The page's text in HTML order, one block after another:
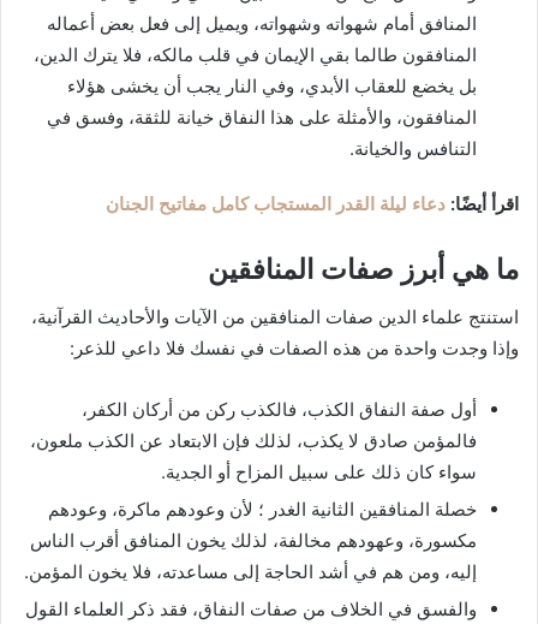
المنافق أمام شهواته وشهواته، ويميل إلى فعل بعض أعماله
المنافقون طالما بقي الإيمان في قلب مالكه، فلا يترك الدين،
بل يخضع للعقاب الأبدي، وفي النار يجب أن يخشى هؤلاء
المنافقون، والأمثلة على هذا النفاق خيانة للثقة، وفسق في
التنافس والخيانة.
اقرأ أيضًا: دعاء ليلة القدر المستجاب كامل مفاتيح الجنان
ما هي أبرز صفات المنافقين
استنتج علماء الدين صفات المنافقين من الآيات والأحاديث القرآنية،
وإذا وجدت واحدة من هذه الصفات في نفسك فلا داعي للذعر:
أول صفة النفاق الكذب، فالكذب ركن من أركان الكفر،
فالمؤمن صادق لا يكذب، لذلك فإن الابتعاد عن الكذب ملعون،
سواء كان ذلك على سبيل المزاح أو الجدية.
خصلة المنافقين الثانية الغدر ؛ لأن وعودهم ماكرة، وعودهم
مكسورة، وعهودهم مخالفة، لذلك يخون المنافق أقرب الناس
إليه، ومن هم في أشد الحاجة إلى مساعدته، فلا يخون المؤمن.
والفسق في الخلاف من صفات النفاق، فقد ذكر العلماء القول